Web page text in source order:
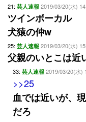
21: 芸人速報 2019/03/20(水)
ツインボーカル
犬猿の仲w
25: 芸人速報 2019/03/20(水)
父親のいとこは近
33: 芸人速報 2019/03/20(水)
>>25
血では近いが、
だろ